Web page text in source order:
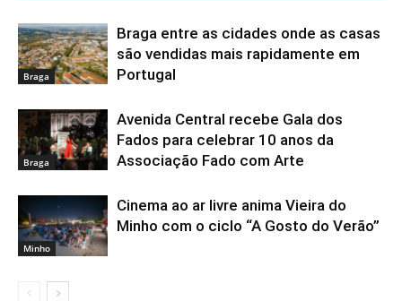
Braga
Braga entre as cidades onde as casas
são vendidas mais rapidamente em
Portugal
Braga
Avenida Central recebe Gala dos
Fados para celebrar 10 anos da
Associação Fado com Arte
Minho
Cinema ao ar livre anima Vieira do
Minho com o ciclo “A Gosto do Verão”